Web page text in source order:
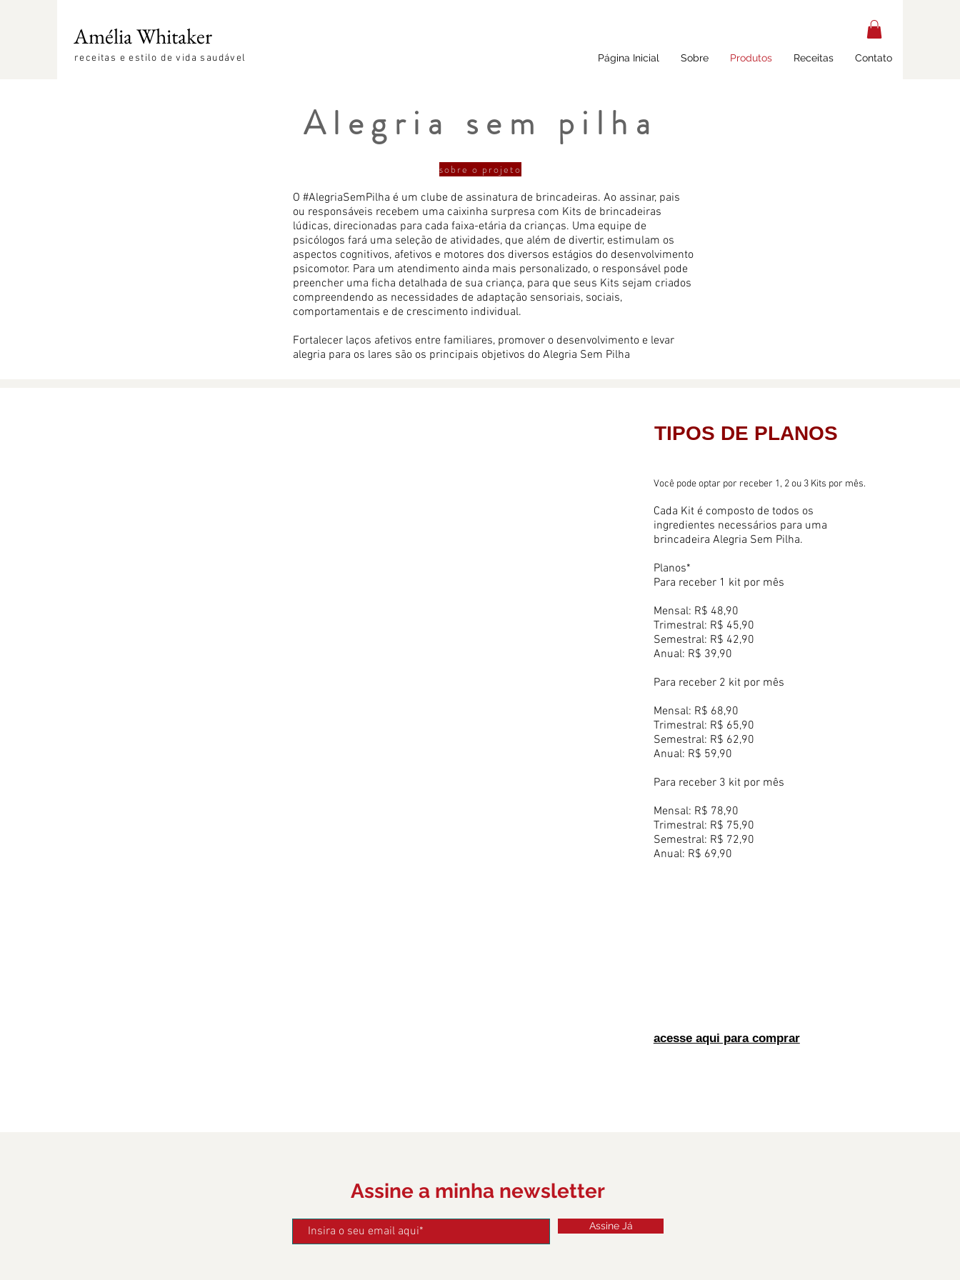
Amélia Whitaker
receitas e estilo de vida saudável Página Inicial Sobre Produtos Receitas Contato
Alegria sem pilha
sobre o projeto
O #AlegriaSemPilha é um clube de assinatura de brincadeiras. Ao assinar, pais
ou responsáveis recebem uma caixinha surpresa com Kits de brincadeiras
lúdicas, direcionadas para cada faixa-etária da crianças. Uma equipe de
psicólogos fará uma seleção de atividades, que além de divertir, estimulam os
aspectos cognitivos, afetivos e motores dos diversos estágios do desenvolvimento
psicomotor. Para um atendimento ainda mais personalizado, o responsável pode
preencher uma ficha detalhada de sua criança, para que seus Kits sejam criados
compreendendo as necessidades de adaptação sensoriais, sociais,
comportamentais e de crescimento individual.
Fortalecer laços afetivos entre familiares, promover o desenvolvimento e levar
alegria para os lares são os principais objetivos do Alegria Sem Pilha
TIPOS DE PLANOS
Você pode optar por receber 1, 2 ou 3 Kits por mês.
Cada Kit é composto de todos os
ingredientes necessários para uma
brincadeira Alegria Sem Pilha.
Planos*
Para receber 1 kit por mês
Mensal: R$ 48,90
Trimestral: R$ 45,90
Semestral: R$ 42,90
Anual: R$ 39,90
Para receber 2 kit por mês
Mensal: R$ 68,90
Trimestral: R$ 65,90
Semestral: R$ 62,90
Anual: R$ 59,90
Para receber 3 kit por mês
Mensal: R$ 78,90
Trimestral: R$ 75,90
Semestral: R$ 72,90
Anual: R$ 69,90
acesse aqui para comprar
Assine a minha newsletter
Assine Já